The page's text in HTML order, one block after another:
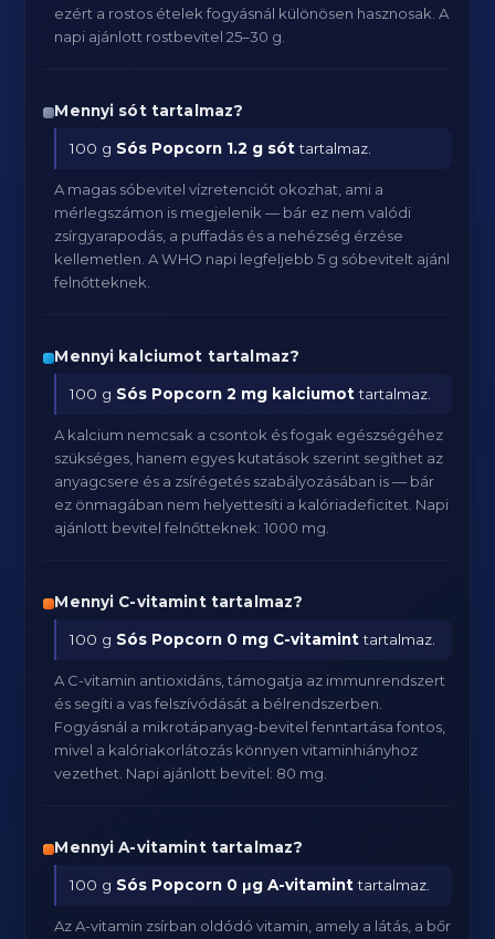
ezért a rostos ételek fogyásnál különösen hasznosak. A
napi ajánlott rostbevitel 25–30 g.
Mennyi sót tartalmaz?
100 g Sós Popcorn 1.2 g sóttartalmaz.
A magas sóbevitel vízretenciót okozhat, ami a
mérlegszámon is megjelenik — bár ez nem valódi
zsírgyarapodás, a puffadás és a nehézség érzése
kellemetlen. A WHO napi legfeljebb 5 g sóbevitelt ajánl
felnőtteknek.
Mennyi kalciumot tartalmaz?
100 g Sós Popcorn 2 mg kalciumottartalmaz.
A kalcium nemcsak a csontok és fogak egészségéhez
szükséges, hanem egyes kutatások szerint segíthet az
anyagcsere és a zsírégetés szabályozásában is — bár
ez önmagában nem helyettesíti a kalóriadeficitet. Napi
ajánlott bevitel felnőtteknek: 1000 mg.
Mennyi C-vitamint tartalmaz?
100 g Sós Popcorn 0 mg C-vitaminttartalmaz.
A C-vitamin antioxidáns, támogatja az immunrendszert
és segíti a vas felszívódását a bélrendszerben.
Fogyásnál a mikrotápanyag-bevitel fenntartása fontos,
mivel a kalóriakorlátozás könnyen vitaminhiányhoz
vezethet. Napi ajánlott bevitel: 80 mg.
Mennyi A-vitamint tartalmaz?
100 g Sós Popcorn 0 μg A-vitaminttartalmaz.
Az A-vitamin zsírban oldódó vitamin, amely a látás, a bőr